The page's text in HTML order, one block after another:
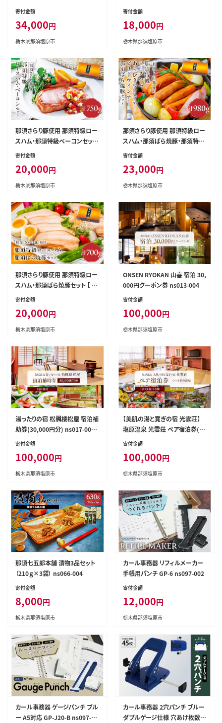
市 】 ns052-001
寄付金額
34,000円
栃木県那須塩原市
ま、やさい、ぽんず、しょうが）【 調
7-002
寄付金額
18,000円
栃木県那須塩原市
那須さらり豚使用 那須特級ロー
スハム・那須特級ベーコンセット
【 栃木県 那須塩原市 】 ns062-0
寄付金額
20,000円
栃木県那須塩原市
那須さらり豚使用 那須特級ロー
スハム・那須ばら焼豚・那須特級
あらびきウインナー・那須特級ピ
那須塩原市 】 ns062-005
寄付金額
23,000円
栃木県那須塩原市
那須さらり豚使用 那須特級ロー
スハム・那須ばら焼豚セット 【 栃
木県 那須塩原市 】 ns062-008
寄付金額
20,000円
栃木県那須塩原市
ONSEN RYOKAN 山喜 宿泊 30,
000円クーポン券 ns013-004
寄付金額
100,000円
栃木県那須塩原市
湯ったりの宿 松楓楼松屋 宿泊補
助券(30,000円分) ns017-002-
30000
寄付金額
100,000円
栃木県那須塩原市
【美肌の湯と寛ぎの宿 光雲荘】
塩原温泉 光雲荘 ペア宿泊券(一
泊二食付き)【 旅行 体験・チケッ
001
寄付金額
100,000円
栃木県那須塩原市
那須七五郎本舗 漬物3品セット
（210ｇ×3袋） ns066-004
寄付金額
8,000円
栃木県那須塩原市
カール事務器 リフィルメーカー
手帳用パンチ GP-6 ns097-002
寄付金額
12,000円
栃木県那須塩原市
カール事務器 ゲージパンチ ブル
ー A5対応 GP-J20-B ns097-00
カール事務器 2穴パンチ ブルー
ダブルゲージ仕様 穴あけ枚数4